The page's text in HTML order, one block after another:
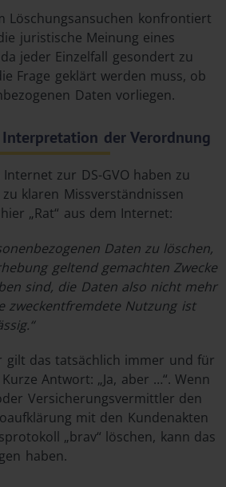
Löschungsansuchen konfrontiert
juristische Meinung eines
jeder Einzelfall gesondert zu
Frage geklärt werden muss, ob
Daten vorliegen.
der Verordnung
zur DS-GVO haben zu
klaren Missverständnissen
„Rat“ aus dem Internet:
Daten zu löschen,
geltend gemachten Zwecke
sind, die Daten also nicht mehr
zweckentfremdete Nutzung ist
gilt das tatsächlich immer und für
Antwort: „Ja, aber …“. Wenn
Versicherungsvermittler den
mit den Kundenakten
„brav“ löschen, kann das
haben.